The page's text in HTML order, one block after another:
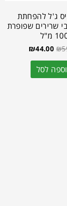
ג'ל להפחתת
שרירים שפופרת
מ"ל
₪
₪44.00
לסל